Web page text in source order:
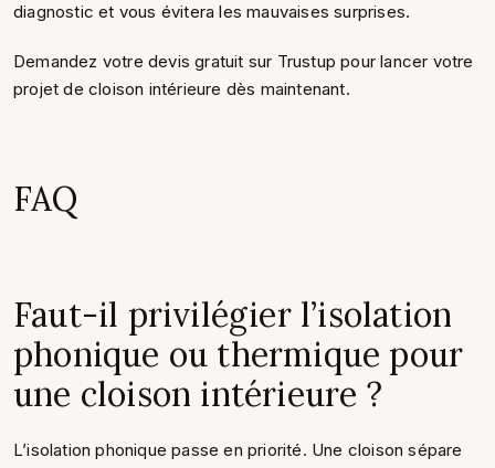
diagnostic et vous évitera les mauvaises surprises.
Demandez votre devis gratuit sur Trustup pour lancer votre
projet de cloison intérieure dès maintenant.
FAQ
Faut-il privilégier l’isolation
phonique ou thermique pour
une cloison intérieure ?
L’isolation phonique passe en priorité. Une cloison sépare